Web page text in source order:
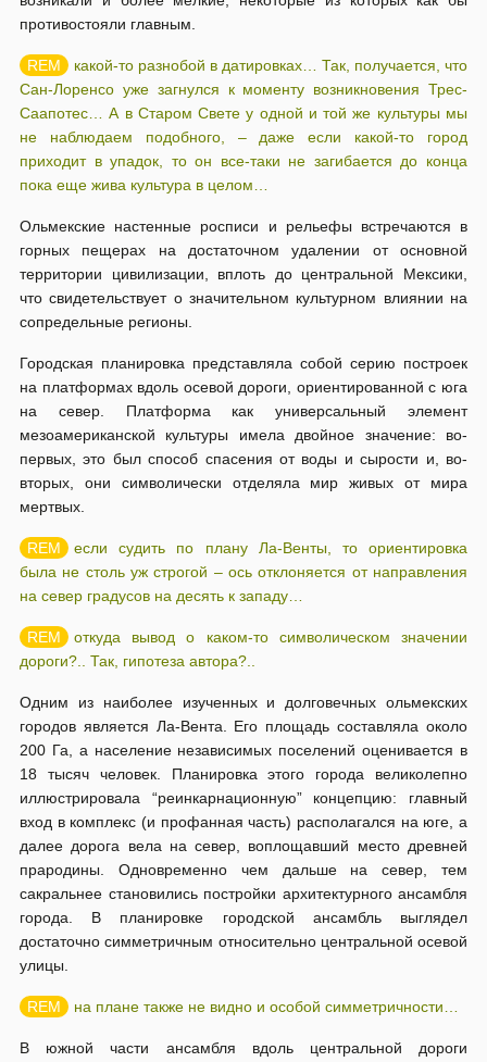
противостояли главным.
какой-то разнобой в датировках… Так, получается, что
Сан-Лоренсо уже загнулся к моменту возникновения Трес-
Саапотес… А в Старом Свете у одной и той же культуры мы
не наблюдаем подобного, – даже если какой-то город
приходит в упадок, то он все-таки не загибается до конца
пока еще жива культура в целом…
Ольмекские настенные росписи и рельефы встречаются в
горных пещерах на достаточном удалении от основной
территории цивилизации, вплоть до центральной Мексики,
что свидетельствует о значительном культурном влиянии на
сопредельные регионы.
Городская планировка представляла собой серию построек
на платформах вдоль осевой дороги, ориентированной с юга
на север. Платформа как универсальный элемент
мезоамериканской культуры имела двойное значение: во-
первых, это был способ спасения от воды и сырости и, во-
вторых, они символически отделяла мир живых от мира
мертвых.
если судить по плану Ла-Венты, то ориентировка
была не столь уж строгой – ось отклоняется от направления
на север градусов на десять к западу…
откуда вывод о каком-то символическом значении
дороги?.. Так, гипотеза автора?..
Одним из наиболее изученных и долговечных ольмекских
городов является Ла-Вента. Его площадь составляла около
200 Га, а население независимых поселений оценивается в
18 тысяч человек. Планировка этого города великолепно
иллюстрировала “реинкарнационную” концепцию: главный
вход в комплекс (и профанная часть) располагался на юге, а
далее дорога вела на север, воплощавший место древней
прародины. Одновременно чем дальше на север, тем
сакральнее становились постройки архитектурного ансамбля
города. В планировке городской ансамбль выглядел
достаточно симметричным относительно центральной осевой
улицы.
на плане также не видно и особой симметричности…
В южной части ансамбля вдоль центральной дороги